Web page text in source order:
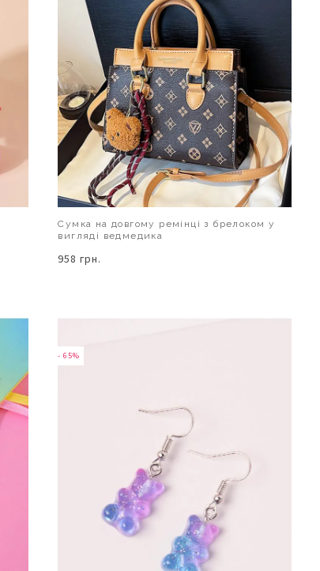
Сумка на довгому ремінці з брелоком у
вигляді ведмедика
958 грн.
- 65%